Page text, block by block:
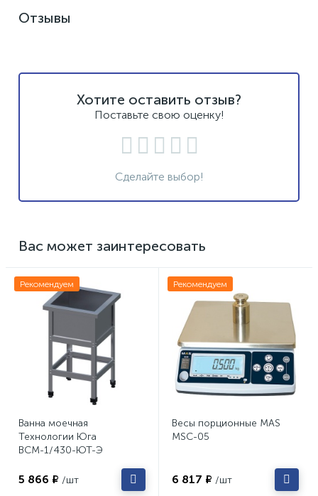
Отзывы
Хотите оставить отзыв?
Поставьте свою оценку!
Сделайте выбор!
Вас может заинтересовать
Рекомендуем
Ванна моечная
Технологии Юга
ВСМ-1/430-ЮТ-Э
5 866 ₽ /шт
Рекомендуем
Весы порционные MAS
MSC-05
6 817 ₽ /шт